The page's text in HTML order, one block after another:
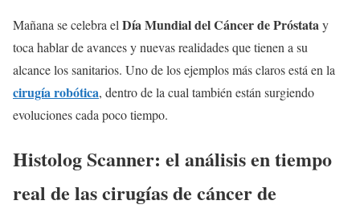
Mañana se celebra el Día Mundial del Cáncer de Próstatay
toca hablar de avances y nuevas realidades que tienen a su
alcance los sanitarios. Uno de los ejemplos más claros está en la
cirugía robótica, dentro de la cual también están surgiendo
evoluciones cada poco tiempo.
Histolog Scanner: el análisis en tiempo
real de las cirugías de cáncer de